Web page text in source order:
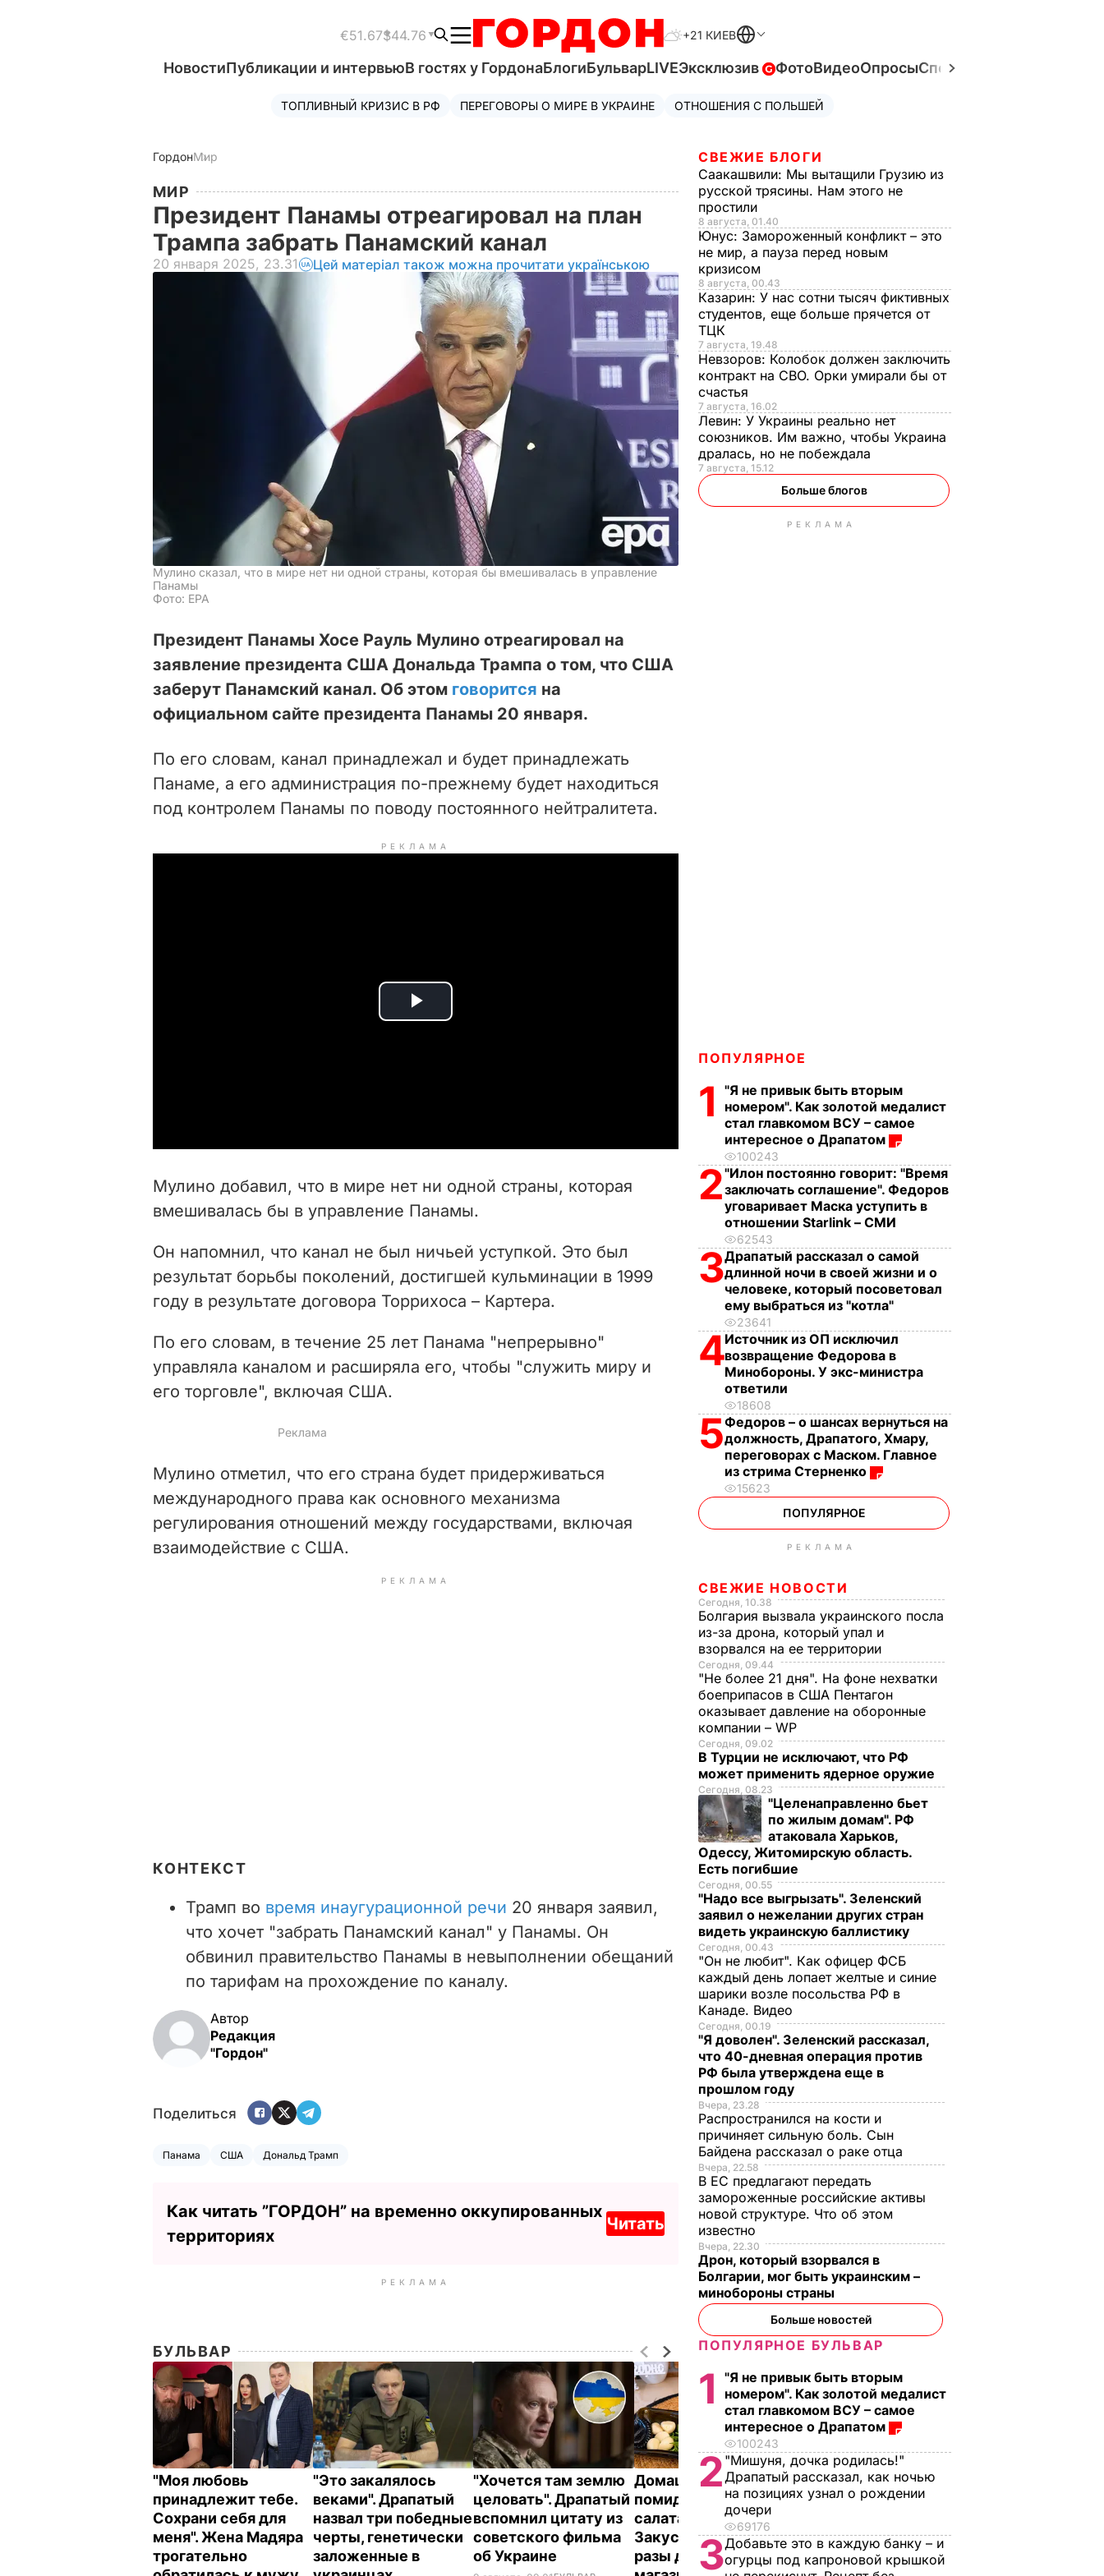
€51.67$44.76 +21 КИЕВ
НовостиПубликации и интервьюВ гостях у ГордонаБлогиБульварLIVEЭксклюзив ФотоВидеоОпросыСпецпроекты
ТОПЛИВНЫЙ КРИЗИС В РФ ПЕРЕГОВОРЫ О МИРЕ В УКРАИНЕ ОТНОШЕНИЯ С ПОЛЬШЕЙ
ГордонМир
МИР
Президент Панамы отреагировал на план
Трампа забрать Панамский канал
20 января 2025, 23.31 Цей матеріал також можна прочитати українською
Мулино сказал, что в мире нет ни одной страны, которая бы вмешивалась в управление
Панамы
Фото: EPA
Президент Панамы Хосе Рауль Мулино отреагировал на
заявление президента США Дональда Трампа о том, что США
заберут Панамский канал. Об этом говорится на
официальном сайте президента Панамы 20 января.
По его словам, канал принадлежал и будет принадлежать
Панаме, а его администрация по-прежнему будет находиться
под контролем Панамы по поводу постоянного нейтралитета.
РЕКЛАМА
P
i
d
e
o
Мулино добавил, что в мире нет ни одной страны, которая
вмешивалась бы в управление Панамы.
Он напомнил, что канал не был ничьей уступкой. Это был
результат борьбы поколений, достигшей кульминации в 1999
году в результате договора Торрихоса – Картера.
По его словам, в течение 25 лет Панама "непрерывно"
управляла каналом и расширяла его, чтобы "служить миру и
его торговле", включая США.
Мулино отметил, что его страна будет придерживаться
международного права как основного механизма
регулирования отношений между государствами, включая
взаимодействие с США.
РЕКЛАМА
КОНТЕКСТ
Трамп во время инаугурационной речи 20 января заявил,
что хочет "забрать Панамский канал" у Панамы. Он
обвинил правительство Панамы в невыполнении обещаний
по тарифам на прохождение по каналу.
Автор
Редакция
"Гордон"
Поделиться
Панама США Дональд Трамп
Как читать ”ГОРДОН” на временно оккупированных
территориях
Читать
РЕКЛАМА
БУЛЬВАР
"Моя любовь
принадлежит тебе.
Сохрани себя для
меня". Жена Мадяра
трогательно
"Это закалялось
веками". Драпатый
назвал три победные
черты, генетически
заложенные в
"Хочется там землю
целовать". Драпатый
вспомнил цитату из
советского фильма
об Украине
Домашние вяленые
помидоры к пицце,
салатам и в подарок.
Закуска, которая в
разы дешевле
"Что смотрите?
Пишите рецепт!"
херсонские
помидоры, которые
СВЕЖИЕ БЛОГИ
Саакашвили: Мы вытащили Грузию из
русской трясины. Нам этого не
простили
8 августа, 01.40
Юнус: Замороженный конфликт – это
не мир, а пауза перед новым
кризисом
8 августа, 00.43
Казарин: У нас сотни тысяч фиктивных
студентов, еще больше прячется от
ТЦК
7 августа, 19.48
Невзоров: Колобок должен заключить
контракт на СВО. Орки умирали бы от
счастья
7 августа, 16.02
Левин: У Украины реально нет
союзников. Им важно, чтобы Украина
дралась, но не побеждала
7 августа, 15.12
Больше блогов
РЕКЛАМА
ПОПУЛЯРНОЕ
1
"Я не привык быть вторым
номером". Как золотой медалист
стал главкомом ВСУ – самое
интересное о Драпатом
100243
2"Илон постоянно говорит: "Время
заключать соглашение". Федоров
уговаривает Маска уступить в
отношении Starlink – СМИ
62543
3Драпатый рассказал о самой
длинной ночи в своей жизни и о
человеке, который посоветовал
ему выбраться из "котла"
23641
4Источник из ОП исключил
возвращение Федорова в
Минобороны. У экс-министра
ответили
18608
5Федоров – о шансах вернуться на
должность, Драпатого, Хмару,
переговорах с Маском. Главное
из стрима Стерненко
15623
ПОПУЛЯРНОЕ
РЕКЛАМА
СВЕЖИЕ НОВОСТИ
Сегодня, 10.38
Болгария вызвала украинского посла
из-за дрона, который упал и
взорвался на ее территории
Сегодня, 09.44
"Не более 21 дня". На фоне нехватки
боеприпасов в США Пентагон
оказывает давление на оборонные
компании – WP
Сегодня, 09.02
В Турции не исключают, что РФ
может применить ядерное оружие
Сегодня, 08.23
"Целенаправленно бьет
по жилым домам". РФ
атаковала Харьков,
Одессу, Житомирскую область.
Есть погибшие
Сегодня, 00.55
"Надо все выгрызать". Зеленский
заявил о нежелании других стран
видеть украинскую баллистику
Сегодня, 00.43
"Он не любит". Как офицер ФСБ
каждый день лопает желтые и синие
шарики возле посольства РФ в
Канаде. Видео
Сегодня, 00.19
"Я доволен". Зеленский рассказал,
что 40-дневная операция против
РФ была утверждена еще в
прошлом году
Вчера, 23.28
Распространился на кости и
причиняет сильную боль. Сын
Байдена рассказал о раке отца
Вчера, 22.58
В ЕС предлагают передать
замороженные российские активы
новой структуре. Что об этом
известно
Вчера, 22.30
Дрон, который взорвался в
Болгарии, мог быть украинским –
минобороны страны
Больше новостей
ПОПУЛЯРНОЕ БУЛЬВАР
1
"Я не привык быть вторым
номером". Как золотой медалист
стал главкомом ВСУ – самое
интересное о Драпатом
100243
2 "Мишуня, дочка родилась!"
Драпатый рассказал, как ночью
на позициях узнал о рождении
дочери
69176
3Добавьте это в каждую банку – и
огурцы под капроновой крышкой